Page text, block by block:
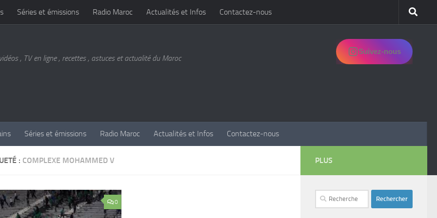
Séries et émissions Radio Maroc Actualités et Infos Contactez-nous
, TV en ligne , recettes , astuces et actualité du Maroc
Suivez-nous
Séries et émissions Radio Maroc Actualités et Infos Contactez-nous
: COMPLEXE MOHAMMED V
0
PLUS
Rechercher :